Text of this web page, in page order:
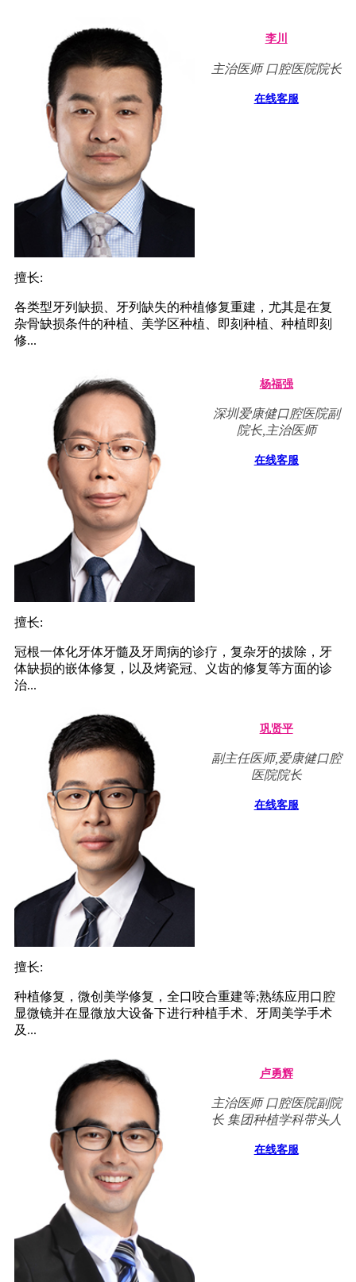
李川
主治医师 口腔医院院长
在线客服
擅长:
各类型牙列缺损、牙列缺失的种植修复重建，尤其是在复
杂骨缺损条件的种植、美学区种植、即刻种植、种植即刻
修...
杨福强
深圳爱康健口腔医院副
院长,主治医师
在线客服
擅长:
冠根一体化牙体牙髓及牙周病的诊疗，复杂牙的拔除，牙
体缺损的嵌体修复，以及烤瓷冠、义齿的修复等方面的诊
治...
巩贤平
副主任医师,爱康健口腔
医院院长
在线客服
擅长:
种植修复，微创美学修复，全口咬合重建等;熟练应用口腔
显微镜并在显微放大设备下进行种植手术、牙周美学手术
及...
卢勇辉
主治医师 口腔医院副院
长 集团种植学科带头人
在线客服